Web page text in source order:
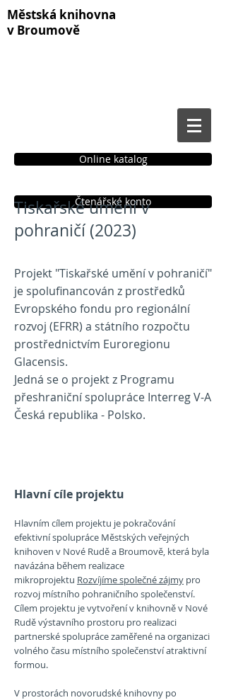
Městská knihovna
v Broumově
Online katalog
Čtenářské konto
Tiskařské umění v
pohraničí (2023)
Projekt "Tiskařské umění v pohraničí"
je spolufinancován z prostředků
Evropského fondu pro regionální
rozvoj (EFRR) a státního rozpočtu
prostřednictvím Euroregionu
Glacensis.
Jedná se o projekt z Programu
přeshraniční spolupráce Interreg V-A
Česká republika - Polsko.
Hlavní cíle projektu
Hlavním cílem projektu je pokračování
efektivní spolupráce Městských veřejných
knihoven v Nové Rudě a Broumově, která byla
navázána během realizace
mikroprojektu Rozvíjíme společné zájmy pro
rozvoj místního pohraničního společenství.
Cílem projektu je vytvoření v knihovně v Nové
Rudě výstavního prostoru pro realizaci
partnerské spolupráce zaměřené na organizaci
volného času místního společenství atraktivní
formou.
V prostorách novorudské knihovny po